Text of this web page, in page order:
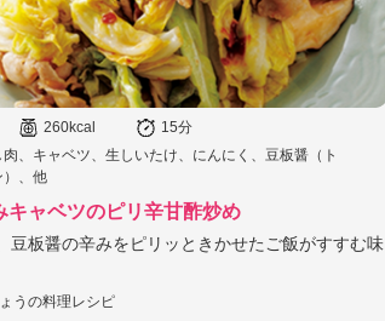
260kcal
15分
、キャベツ、生しいたけ、にんにく、豆板醤（ト
）、他
キャベツのピリ辛甘酢炒め
豆板醤の辛みをピリッときかせたご飯がすすむ味
うの料理レシピ